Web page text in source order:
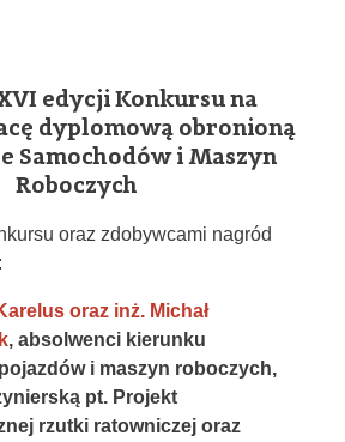
edycji Konkursu na
dyplomową obronioną
Samochodów i Maszyn
Roboczych
oraz zdobywcami nagród
oraz inż. Michał
, absolwenci kierunku
i maszyn roboczych,
pt. Projekt
rzutki ratowniczej oraz